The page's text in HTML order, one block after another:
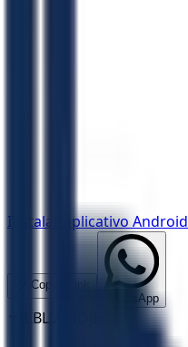
Instalar aplicativo Android
📋 Copiar Link
WhatsApp
BÍBLIA HOJE